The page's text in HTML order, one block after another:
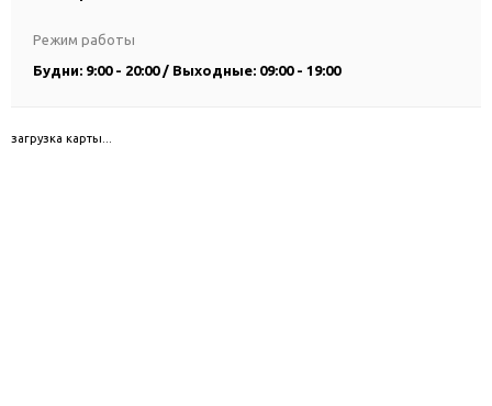
Режим работы
Будни: 9:00 - 20:00 / Выходные: 09:00 - 19:00
загрузка карты...